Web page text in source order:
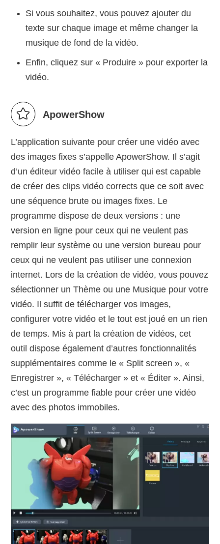
Si vous souhaitez, vous pouvez ajouter du
texte sur chaque image et même changer la
musique de fond de la vidéo.
Enfin, cliquez sur « Produire » pour exporter la
vidéo.
ApowerShow
L’application suivante pour créer une vidéo avec
des images fixes s’appelle ApowerShow. Il s’agit
d’un éditeur vidéo facile à utiliser qui est capable
de créer des clips vidéo corrects que ce soit avec
une séquence brute ou images fixes. Le
programme dispose de deux versions : une
version en ligne pour ceux qui ne veulent pas
remplir leur système ou une version bureau pour
ceux qui ne veulent pas utiliser une connexion
internet. Lors de la création de vidéo, vous pouvez
sélectionner un Thème ou une Musique pour votre
vidéo. Il suffit de télécharger vos images,
configurer votre vidéo et le tout est joué en un rien
de temps. Mis à part la création de vidéos, cet
outil dispose également d’autres fonctionnalités
supplémentaires comme le « Split screen », «
Enregistrer », « Télécharger » et « Éditer ». Ainsi,
c’est un programme fiable pour créer une vidéo
avec des photos immobiles.